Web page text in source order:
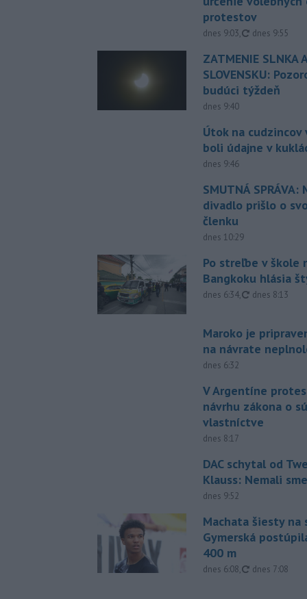
protestov
dnes 9:03, aktualizované
dnes 9:55
ZATMENIE SLNKA
SLOVENSKU:
budúci týždeň
dnes 9:40
Útok na
boli údajne v
dnes 9:46
SMUTNÁ
divadlo prišlo o
členku
dnes 10:29
Po streľbe v škole
Bangkoku hlásia
dnes 6:34, aktualizované
dnes 8:13
Maroko je
na návrate
dnes 6:32
V Argentíne
návrhu zákona o
vlastníctve
dnes 8:17
DAC schytal od
Klauss: Nemali
dnes 9:52
Machata šiesty na
Gymerská
400 m
dnes 6:08, aktualizované
dnes 7:08